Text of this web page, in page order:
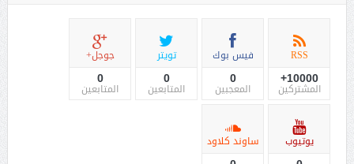
RSS
10000+
المشتركين
فيس بوك
0
المعجبين
تويتر
0
المتابعين
جوجل+
0
المتابعين
يوتيوب ساوند كلاود